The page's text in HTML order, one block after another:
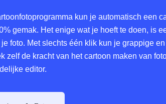
kun je automatisch een
gemak. Het enige wat je hoeft te doen, is
foto. Met slechts één klik kun je grappige
zelf de kracht van het cartoon maken van
editor.